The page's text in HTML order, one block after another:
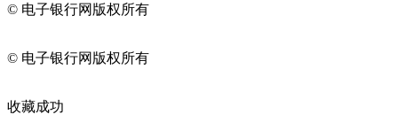
© 电子银行网版权所有
© 电子银行网版权所有
收藏成功